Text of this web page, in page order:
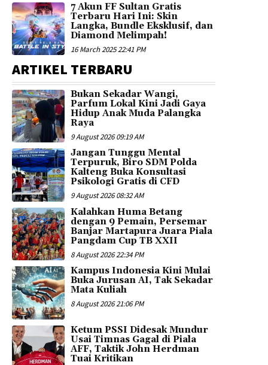
7 Akun FF Sultan Gratis
Terbaru Hari Ini: Skin
Langka, Bundle Eksklusif, dan
Diamond Melimpah!
16 March 2025 22:41 PM
ARTIKEL TERBARU
Bukan Sekadar Wangi,
Parfum Lokal Kini Jadi Gaya
Hidup Anak Muda Palangka
Raya
9 August 2026 09:19 AM
Jangan Tunggu Mental
Terpuruk, Biro SDM Polda
Kalteng Buka Konsultasi
Psikologi Gratis di CFD
9 August 2026 08:32 AM
Kalahkan Huma Betang
dengan 9 Pemain, Persemar
Banjar Martapura Juara Piala
Pangdam Cup TB XXII
8 August 2026 22:34 PM
Kampus Indonesia Kini Mulai
Buka Jurusan AI, Tak Sekadar
Mata Kuliah
8 August 2026 21:06 PM
Ketum PSSI Didesak Mundur
Usai Timnas Gagal di Piala
AFF, Taktik John Herdman
Tuai Kritikan